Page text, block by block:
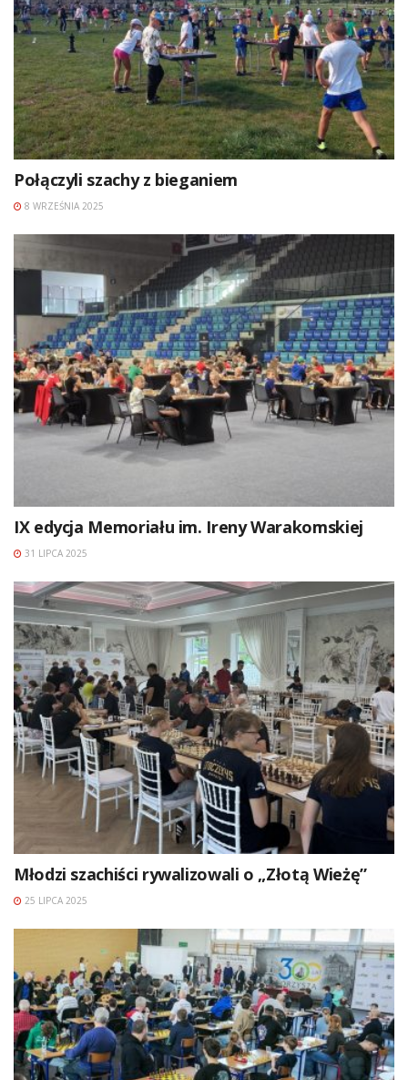
Połączyli szachy z bieganiem
8 WRZEŚNIA 2025
IX edycja Memoriału im. Ireny Warakomskiej
31 LIPCA 2025
Młodzi szachiści rywalizowali o „Złotą Wieżę”
25 LIPCA 2025